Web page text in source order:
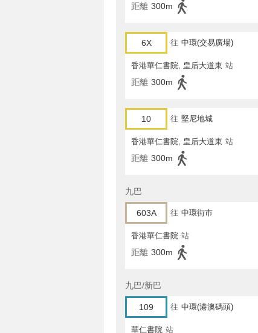
距離 300m
6X 往 中環(交易廣場)
香港華仁書院, 皇后大道東 站
距離 300m
10 往 堅尼地城
香港華仁書院, 皇后大道東 站
距離 300m
九巴
603A 往 中環街市
香港華仁書院 站
距離 300m
九巴/新巴
109 往 中環(港澳碼頭)
華仁書院 站